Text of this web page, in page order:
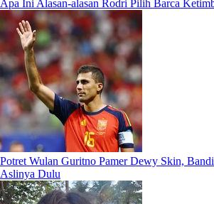
Apa Ini Alasan-alasan Rodri Pilih Barca
Potret Wulan Guritno Pamer Dewy Skin,
Aslinya Dulu